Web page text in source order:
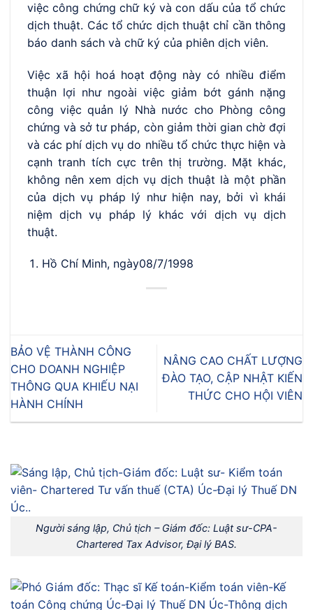
việc công chứng chữ ký và con dấu của tổ chức
dịch thuật. Các tổ chức dịch thuật chỉ cần thông
báo danh sách và chữ ký của phiên dịch viên.
Việc xã hội hoá hoạt động này có nhiều điểm
thuận lợi như ngoài việc giảm bớt gánh nặng
công việc quản lý Nhà nước cho Phòng công
chứng và sở tư pháp, còn giảm thời gian chờ đợi
và các phí dịch vụ do nhiều tổ chức thực hiện và
cạnh tranh tích cực trên thị trường. Mặt khác,
không nên xem dịch vụ dịch thuật là một phần
của dịch vụ pháp lý như hiện nay, bởi vì khái
niệm dịch vụ pháp lý khác với dịch vụ dịch
thuật.
Hồ Chí Minh, ngày08/7/1998
BẢO VỆ THÀNH CÔNG
CHO DOANH NGHIỆP
THÔNG QUA KHIẾU NẠI
HÀNH CHÍNH
NÂNG CAO CHẤT LƯỢNG
ĐÀO TẠO, CẬP NHẬT KIẾN
THỨC CHO HỘI VIÊN
Người sáng lập, Chủ tịch – Giám đốc: Luật sư-CPA-
Chartered Tax Advisor, Đại lý BAS.